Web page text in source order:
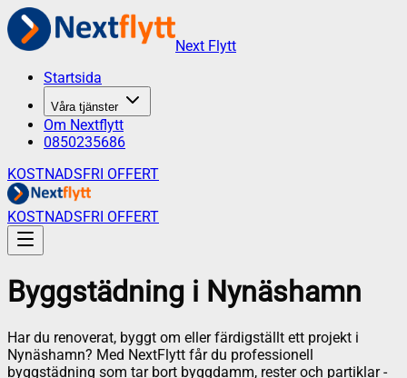
Next Flytt
Startsida
Våra tjänster
Om Nextflytt
0850235686
KOSTNADSFRI OFFERT
KOSTNADSFRI OFFERT
Byggstädning i Nynäshamn
Har du renoverat, byggt om eller färdigställt ett projekt i
Nynäshamn? Med NextFlytt får du professionell
byggstädning som tar bort byggdamm, rester och partiklar -